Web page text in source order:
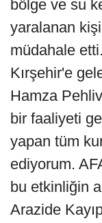
bölge ve su
yaralanan
müdahale
Kırşehir'e
Hamza
bir faaliyeti
yapan tüm
ediyorum.
bu etkinliğin
Arazide